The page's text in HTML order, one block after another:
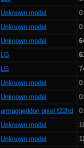
Unknown model
Unknown model
Unknown model
LG
LG
Unknown model
Unknown model
armaggeddon pixel f22hd
Unknown model
Unknown model